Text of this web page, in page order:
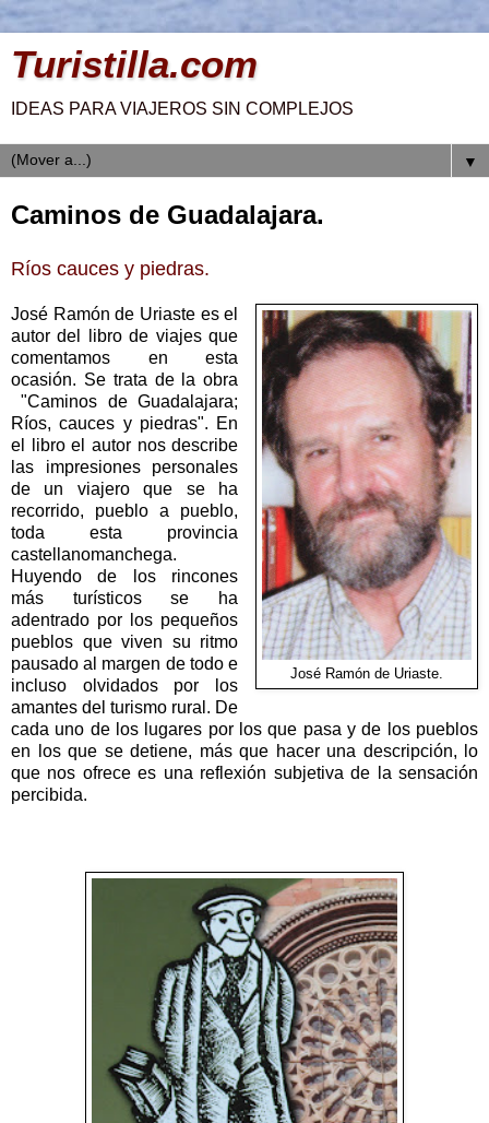
Turistilla.com
IDEAS PARA VIAJEROS SIN COMPLEJOS
▼
Caminos de Guadalajara.
Ríos cauces y piedras.
José Ramón de Uriaste.
José Ramón de Uriaste es el
autor del libro de viajes que
comentamos en esta
ocasión. Se trata de la obra
"Caminos de Guadalajara;
Ríos, cauces y piedras". En
el libro el autor nos describe
las impresiones personales
de un viajero que se ha
recorrido, pueblo a pueblo,
toda esta provincia
castellanomanchega.
Huyendo de los rincones
más turísticos se ha
adentrado por los pequeños
pueblos que viven su ritmo
pausado al margen de todo e
incluso olvidados por los
amantes del turismo rural. De
cada uno de los lugares por los que pasa y de los pueblos
en los que se detiene, más que hacer una descripción, lo
que nos ofrece es una reflexión subjetiva de la sensación
percibida.